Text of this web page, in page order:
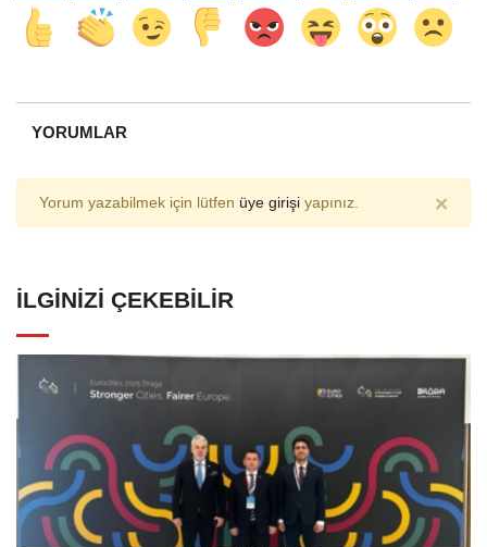
YORUMLAR
Yorum yazabilmek için lütfen üye girişi yapınız. ×
İLGINIZI ÇEKEBILIR